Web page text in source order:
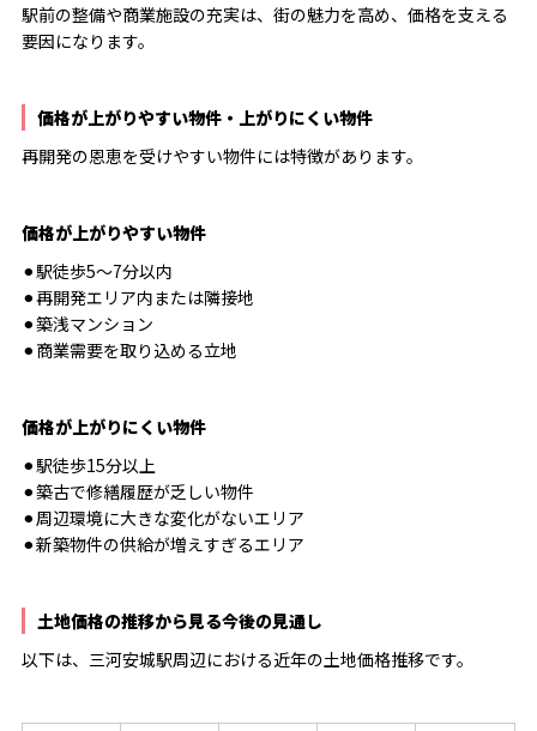
駅前の整備や商業施設の充実は、街の魅力を高め、価格を支える
要因になります。
価格が上がりやすい物件・上がりにくい物件
再開発の恩恵を受けやすい物件には特徴があります。
価格が上がりやすい物件
⚫︎駅徒歩5〜7分以内
⚫︎再開発エリア内または隣接地
⚫︎築浅マンション
⚫︎商業需要を取り込める立地
価格が上がりにくい物件
⚫︎駅徒歩15分以上
⚫︎築古で修繕履歴が乏しい物件
⚫︎周辺環境に大きな変化がないエリア
⚫︎新築物件の供給が増えすぎるエリア
土地価格の推移から見る今後の見通し
以下は、三河安城駅周辺における近年の土地価格推移です。